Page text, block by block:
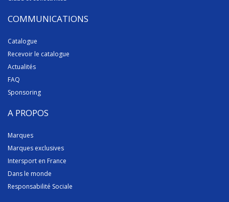
COMMUNICATIONS
Catalogue
Recevoir le catalogue
Actualités
FAQ
Sponsoring
A PROPOS
Marques
Marques exclusives
Intersport en France
Dans le monde
Responsabilité Sociale